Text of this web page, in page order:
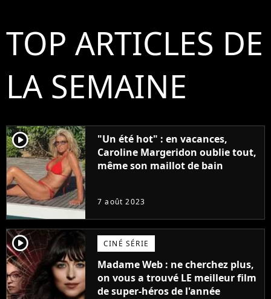
TOP ARTICLES DE
LA SEMAINE
player2
"Un été hot" : en vacances,
Caroline Margeridon oublie tout,
même son maillot de bain
7 août 2023
player2 CINÉ SÉRIE
Madame Web : ne cherchez plus,
on vous a trouvé LE meilleur film
de super-héros de l'année